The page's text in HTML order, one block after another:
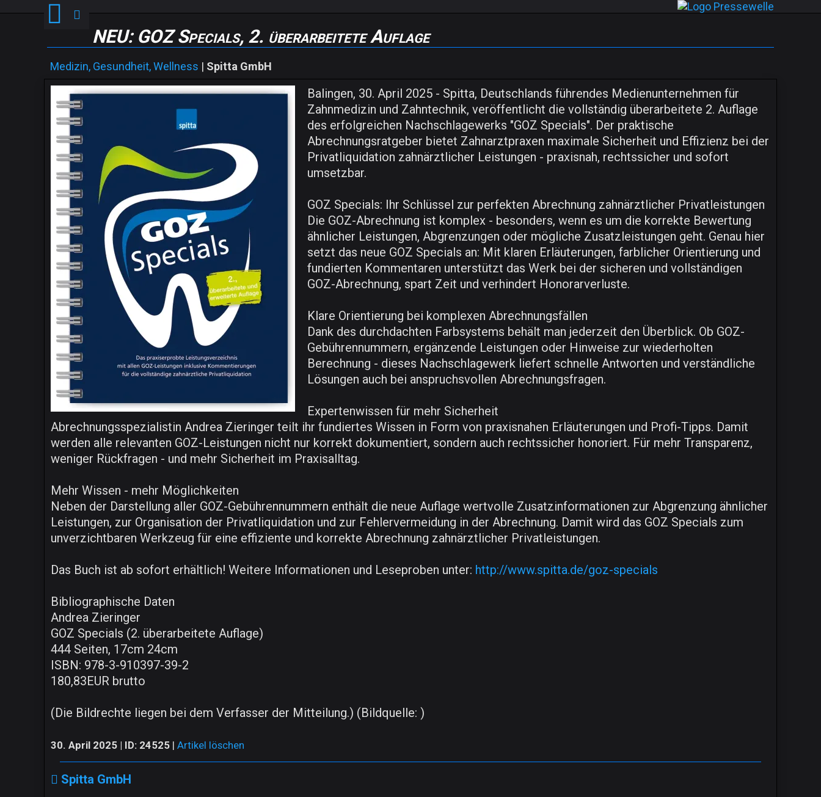
NEU: GOZ Specials, 2. überarbeitete Auflage
Medizin, Gesundheit, Wellness | Spitta GmbH
Balingen, 30. April 2025 - Spitta, Deutschlands führendes Medienunternehmen für
Zahnmedizin und Zahntechnik, veröffentlicht die vollständig überarbeitete 2. Auflage
des erfolgreichen Nachschlagewerks "GOZ Specials". Der praktische
Abrechnungsratgeber bietet Zahnarztpraxen maximale Sicherheit und Effizienz bei der
Privatliquidation zahnärztlicher Leistungen - praxisnah, rechtssicher und sofort
umsetzbar.
GOZ Specials: Ihr Schlüssel zur perfekten Abrechnung zahnärztlicher Privatleistungen
Die GOZ-Abrechnung ist komplex - besonders, wenn es um die korrekte Bewertung
ähnlicher Leistungen, Abgrenzungen oder mögliche Zusatzleistungen geht. Genau hier
setzt das neue GOZ Specials an: Mit klaren Erläuterungen, farblicher Orientierung und
fundierten Kommentaren unterstützt das Werk bei der sicheren und vollständigen
GOZ-Abrechnung, spart Zeit und verhindert Honorarverluste.
Klare Orientierung bei komplexen Abrechnungsfällen
Dank des durchdachten Farbsystems behält man jederzeit den Überblick. Ob GOZ-
Gebührennummern, ergänzende Leistungen oder Hinweise zur wiederholten
Berechnung - dieses Nachschlagewerk liefert schnelle Antworten und verständliche
Lösungen auch bei anspruchsvollen Abrechnungsfragen.
Expertenwissen für mehr Sicherheit
Abrechnungsspezialistin Andrea Zieringer teilt ihr fundiertes Wissen in Form von praxisnahen Erläuterungen und Profi-Tipps. Damit
werden alle relevanten GOZ-Leistungen nicht nur korrekt dokumentiert, sondern auch rechtssicher honoriert. Für mehr Transparenz,
weniger Rückfragen - und mehr Sicherheit im Praxisalltag.
Mehr Wissen - mehr Möglichkeiten
Neben der Darstellung aller GOZ-Gebührennummern enthält die neue Auflage wertvolle Zusatzinformationen zur Abgrenzung ähnlicher
Leistungen, zur Organisation der Privatliquidation und zur Fehlervermeidung in der Abrechnung. Damit wird das GOZ Specials zum
unverzichtbaren Werkzeug für eine effiziente und korrekte Abrechnung zahnärztlicher Privatleistungen.
Das Buch ist ab sofort erhältlich! Weitere Informationen und Leseproben unter: http://www.spitta.de/goz-specials
Bibliographische Daten
Andrea Zieringer
GOZ Specials (2. überarbeitete Auflage)
444 Seiten, 17cm 24cm
ISBN: 978-3-910397-39-2
180,83EUR brutto
(Die Bildrechte liegen bei dem Verfasser der Mitteilung.) (Bildquelle: )
30. April 2025 | ID: 24525 Artikel löschen
Spitta GmbH